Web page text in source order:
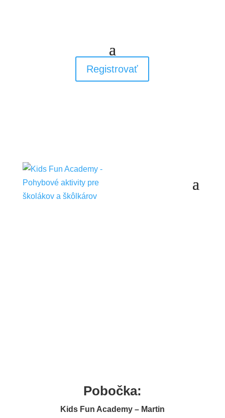
Registrovať
Pobočka:
Kids Fun Academy – Martin